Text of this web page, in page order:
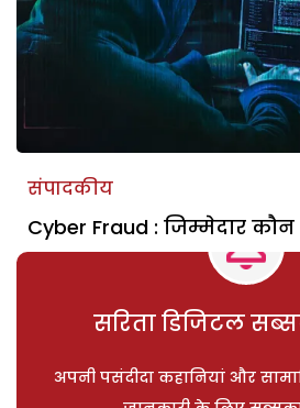
संपादकीय
Cyber Fraud : जिम्मेदार कौन
सरिता डिजिटल
अपनी पसंदीदा कहानियां और